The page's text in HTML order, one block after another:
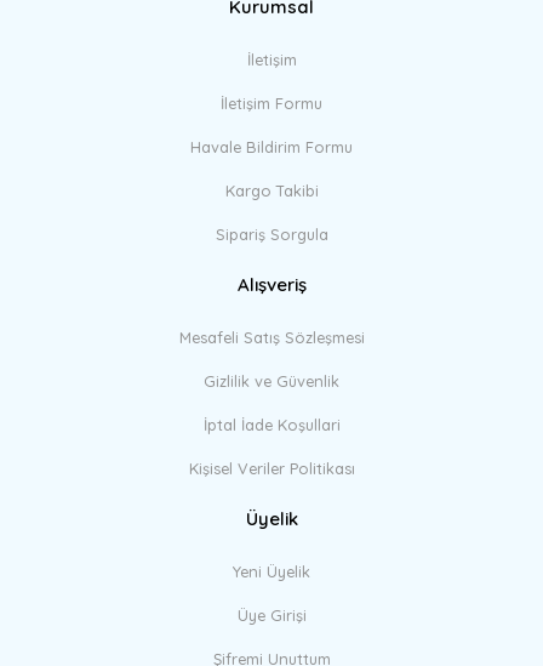
Kurumsal
İletişim
İletişim Formu
Havale Bildirim Formu
Kargo Takibi
Sipariş Sorgula
Alışveriş
Mesafeli Satış Sözleşmesi
Gizlilik ve Güvenlik
İptal İade Koşullari
Kişisel Veriler Politikası
Üyelik
Yeni Üyelik
Üye Girişi
Şifremi Unuttum